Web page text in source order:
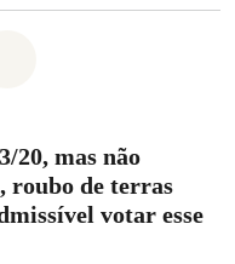
20, mas não
roubo de terras
votar esse